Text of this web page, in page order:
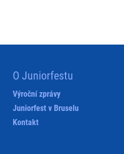
O Juniorfestu
Výroční zprávy
Juniorfest v Bruselu
Kontakt